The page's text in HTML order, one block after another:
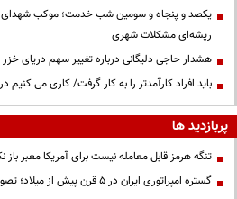
یکصد و پنجاه و سومین شب خدمت؛ موکب شهدای
ریشه‌ای مشکلات شهری
هشدار حاجی دلیگانی درباره تغییر سهم دریای خزر
باید افراد کارآمدتر را به کار گرفت/ کاری می
پربازدید ها
تنگه هرمز قابل معامله نیست برای آمریکا معبر باز
گستره امپراتوری ایران در ۵ قرن پیش از میلاد؛ تصویری از ایران ۲۵ قرن پیش